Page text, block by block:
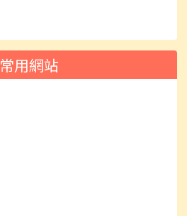
常用網站